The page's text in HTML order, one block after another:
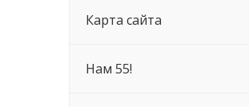
Карта сайта
Нам 55!